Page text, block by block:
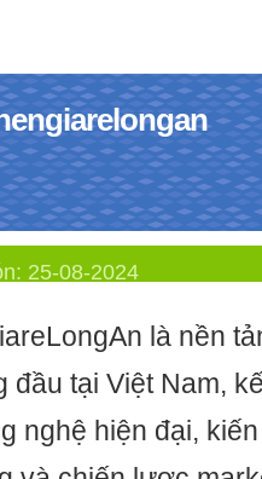
25-08-2024
là nền
đầu tại Việt Nam,
nghệ hiện đại,